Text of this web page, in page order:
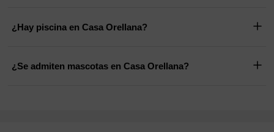
¿Hay piscina en Casa Orellana?
¿Se admiten mascotas en Casa Orellana?